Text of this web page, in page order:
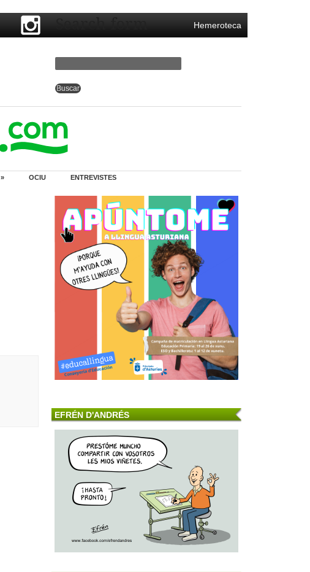
Hemeroteca
Search form
OCIU ENTREVISTES
EFRÉN D'ANDRÉS